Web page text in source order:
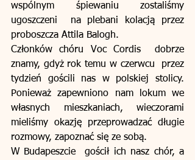
wspólnym śpiewaniu zostaliśmy
ugoszczeni  na plebani kolacją przez
proboszcza Attila Balogh.
Członków chóru Voc Cordis  dobrze
znamy, gdyż rok temu w czerwcu  przez
tydzień gościli nas w polskiej stolicy.
Ponieważ zapewniono nam lokum we
własnych mieszkaniach, wieczorami
mieliśmy okazję przeprowadzać długie
rozmowy, zapoznać się ze sobą.
W Budapeszcie  gościł ich nasz chór, a